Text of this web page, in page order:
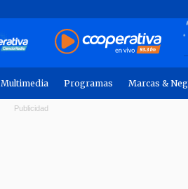
Multimedia Programas Marcas &